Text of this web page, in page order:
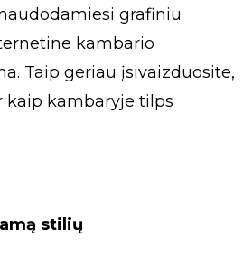
grafiniu
kambario
Taip geriau įsivaizduosite,
kaip kambaryje tilps
stilių